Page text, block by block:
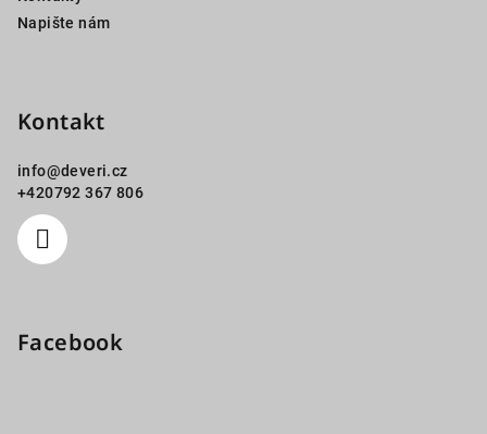
Napište nám
Kontakt
info@deveri.cz
+420792 367 806
Facebook